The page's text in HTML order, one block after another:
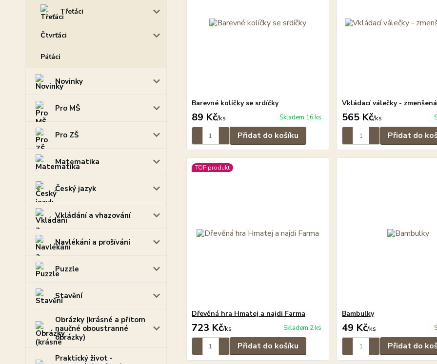
Třeťáci
Čtvrťáci
Páťáci
Novinky
Pro MŠ
Pro ZŠ
Matematika
Český jazyk
Vkládání a vhazování
Navlékání a prošívání
Puzzle
Stavění
Obrázky (krásné a přitom
naučné oboustranné
obrázky)
Praktický život -
Barevné kolíčky se srdíčky
89 Kč/ks Skladem 16 ks
Přidat do košíku
Vkládací válečky -
565 Kč/ks
Přidat do
TOP produkt
Dřevěná hra Hmatej a najdi Farma
723 Kč/ks Skladem 2 ks
Přidat do košíku
Bambulky
49 Kč/ks
Přidat do